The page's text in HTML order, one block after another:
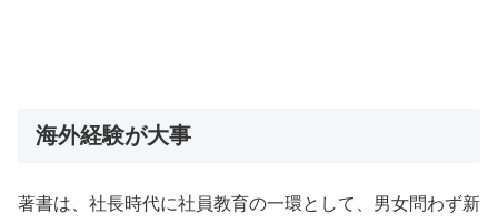
海外経験が大事
著書は、社長時代に社員教育の一環として、男女問わず新